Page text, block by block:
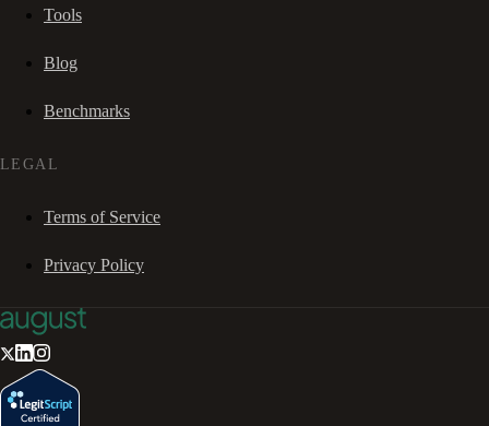
Tools
Blog
Benchmarks
LEGAL
Terms of Service
Privacy Policy